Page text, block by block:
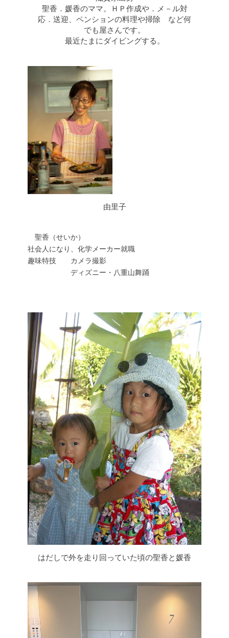
聖香．媛香のママ。ＨＰ作成や．メ－ル対
応．送迎、ペンションの料理や掃除 など何
でも屋さんです。
最近たまにダイビングする。
由里子
聖香（せいか）
社会人になり、化学メーカー就職
趣味特技 カメラ撮影
ディズニー・八重山舞踊
はだしで外を走り回っていた頃の聖香と媛香